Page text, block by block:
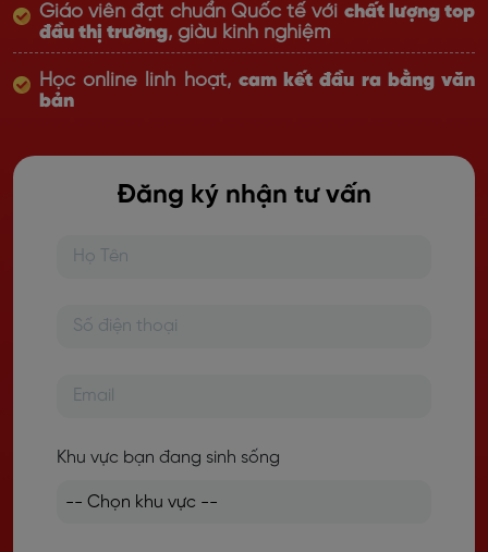
Giáo viên đạt chuẩn Quốc tế với chất lượng top
đầu thị trường, giàu kinh nghiệm
Học online linh hoạt, cam kết đầu ra bằng văn
bản
Đăng ký nhận tư vấn
Khu vực bạn đang sinh sống